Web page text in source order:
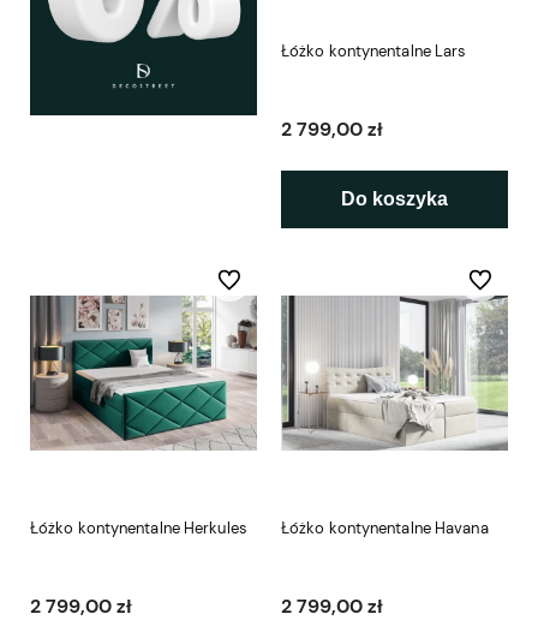
Łóżko kontynentalne Lars
2 799,00 zł
Do koszyka
Łóżko kontynentalne Herkules
2 799,00 zł
Do ulubionych
Łóżko kontynentalne Havana
2 799,00 zł
Do